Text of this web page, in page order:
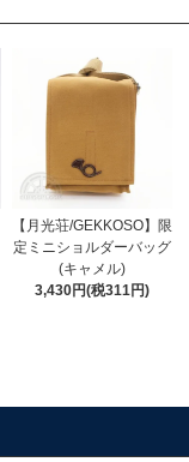
【月光荘/GEKKOSO】限
定ミニショルダーバッグ
(キャメル)
3,430円(税311円)